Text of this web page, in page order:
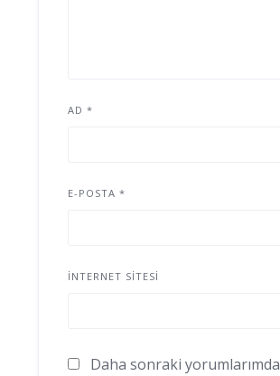
AD *
E-POSTA *
İNTERNET SITESI
Daha sonraki yorumlarımda